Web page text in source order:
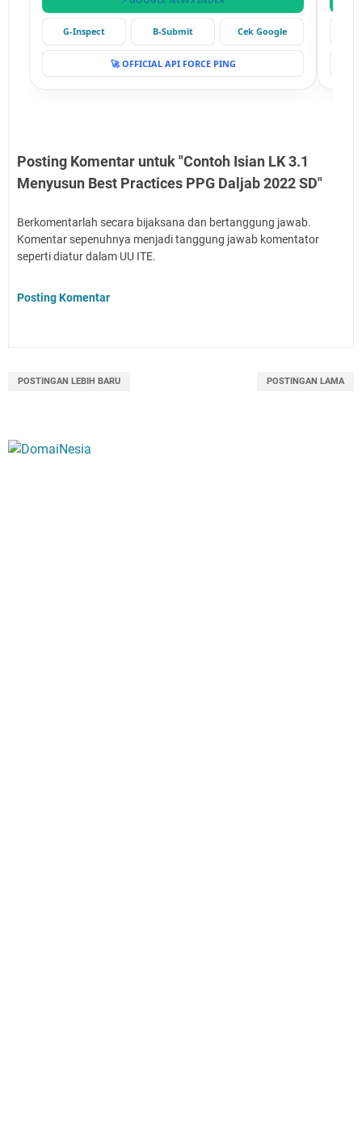
G-Inspect B-Submit Cek Google
🚀 OFFICIAL API FORCE PING
Posting Komentar untuk "Contoh Isian LK 3.1
Menyusun Best Practices PPG Daljab 2022 SD"
Berkomentarlah secara bijaksana dan bertanggung jawab.
Komentar sepenuhnya menjadi tanggung jawab komentator
seperti diatur dalam UU ITE.
Posting Komentar
POSTINGAN LEBIH BARU POSTINGAN LAMA